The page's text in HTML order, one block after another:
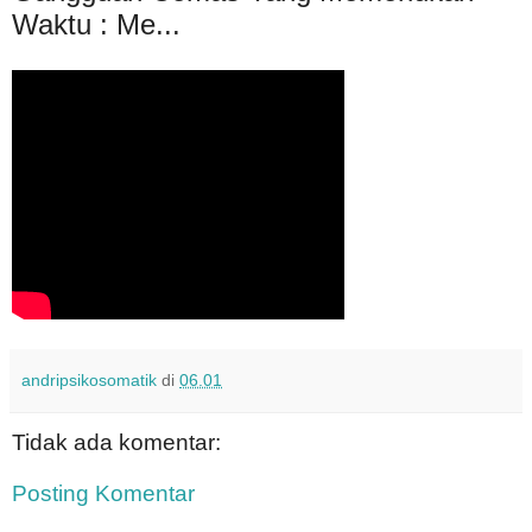
Waktu : Me...
andripsikosomatik di 06.01
Tidak ada komentar:
Posting Komentar